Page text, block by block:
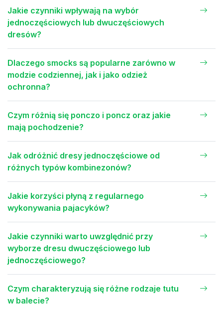
Jakie czynniki wpływają na wybór
jednoczęściowych lub dwuczęściowych
dresów?
Dlaczego smocks są popularne zarówno w
modzie codziennej, jak i jako odzież
ochronna?
Czym różnią się ponczo i poncz oraz jakie
mają pochodzenie?
Jak odróżnić dresy jednoczęściowe od
różnych typów kombinezonów?
Jakie korzyści płyną z regularnego
wykonywania pajacyków?
Jakie czynniki warto uwzględnić przy
wyborze dresu dwuczęściowego lub
jednoczęściowego?
Czym charakteryzują się różne rodzaje tutu
w balecie?